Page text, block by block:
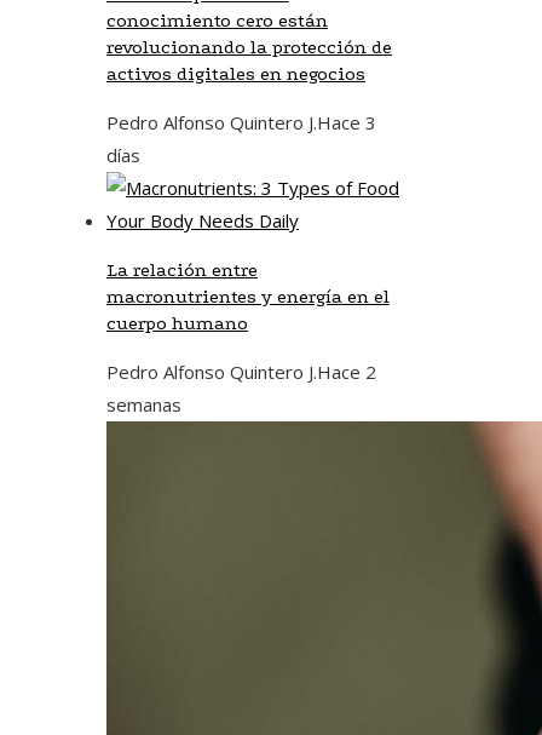
conocimiento cero están
revolucionando la protección de
activos digitales en negocios
Pedro Alfonso Quintero J.Hace 3
días
La relación entre
macronutrientes y energía en el
cuerpo humano
Pedro Alfonso Quintero J.Hace 2
semanas